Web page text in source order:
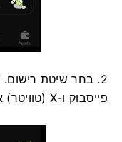
2. בחר שיטת רישום.
פייסבוק ו-X (טוויטר) אינה זמינה כרגע.